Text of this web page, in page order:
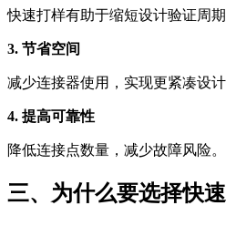
快速打样有助于缩短设计验证周期
3. 节省空间
减少连接器使用，实现更紧凑设计
4. 提高可靠性
降低连接点数量，减少故障风险。
三、为什么要选择快